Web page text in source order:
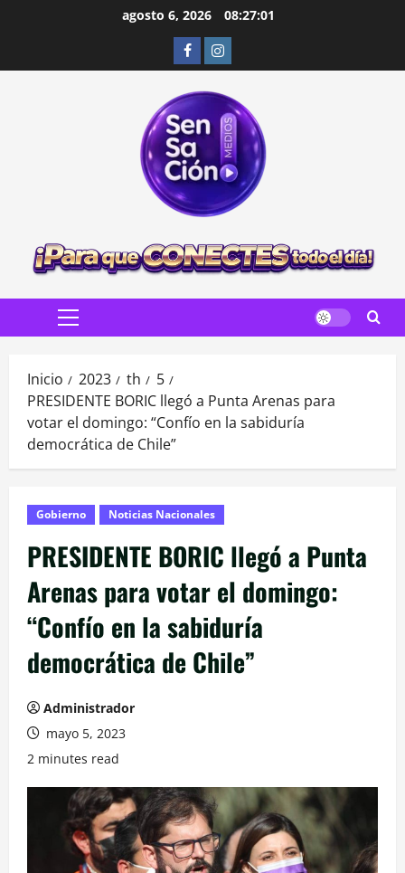
agosto 6, 2026 08:27:03
FacebookInstagram
Menú
Inicio 2023 th
5
PRESIDENTE BORIC llegó a Punta Arenas para
votar el domingo: “Confío en la sabiduría
democrática de Chile”
Gobierno Noticias Nacionales
PRESIDENTE BORIC llegó a Punta
Arenas para votar el domingo:
“Confío en la sabiduría
democrática de Chile”
Administrador
mayo 5, 2023
2 minutes read